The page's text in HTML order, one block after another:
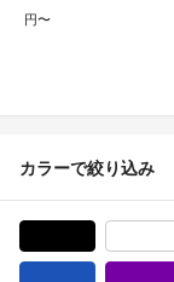
円〜
カラーで絞り込み